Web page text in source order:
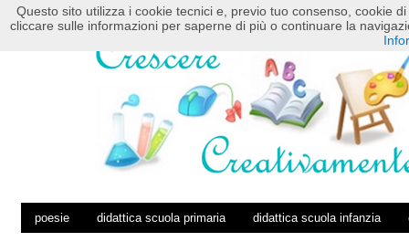
HOME POSTS RSS COMMENTS RSS
poesie didattica scuola primaria didattica scuola infanzia
Questo sito utilizza i cookie tecnici e, previo tuo consenso, cookie
cliccare sulle informazioni per saperne di più o continuare la